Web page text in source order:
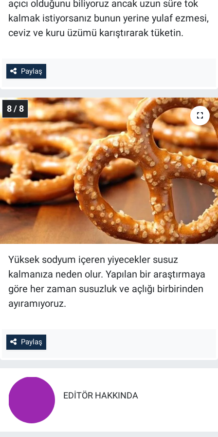
açıcı olduğunu biliyoruz ancak uzun süre tok
kalmak istiyorsanız bunun yerine yulaf ezmesi,
ceviz ve kuru üzümü karıştırarak tüketin.
Paylaş
8 / 8
Yüksek sodyum içeren yiyecekler susuz
kalmanıza neden olur. Yapılan bir araştırmaya
göre her zaman susuzluk ve açlığı birbirinden
ayıramıyoruz.
Paylaş
EDITÖR HAKKINDA